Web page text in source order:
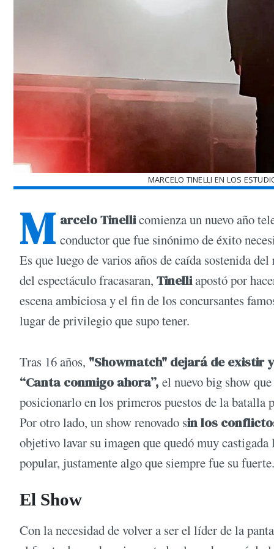
MARCELO TINELLI EN LOS
M arcelo Tinellicomienza un nuevo año
conductor que fue sinónimo de éxito
Es que luego de varios años de caída sostenida
del espectáculo fracasaran, Tinelliapostó por
escena ambiciosa y el fin de los concursantes
lugar de privilegio que supo tener.
Tras 16 años, "Showmatch" dejará de existir
“Canta conmigo ahora”, el nuevo big show
posicionarlo en los primeros puestos de la
Por otro lado, un show renovado sin los
objetivo lavar su imagen que quedó muy
popular, justamente algo que siempre fue su fuerte.
El Show
Con la necesidad de volver a ser el líder de la